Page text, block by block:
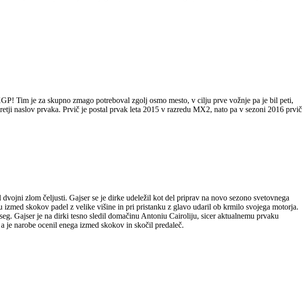
Tim je za skupno zmago potreboval zgolj osmo mesto, v cilju prve vožnje pa je bil peti,
naslov prvaka. Prvič je postal prvak leta 2015 v razredu MX2, nato pa v sezoni 2016 prvič
zlom čeljusti. Gajser se je dirke udeležil kot del priprav na novo sezono svetovnega
skokov padel z velike višine in pri pristanku z glavo udaril ob krmilo svojega motorja.
Gajser je na dirki tesno sledil domačinu Antoniu Cairoliju, sicer aktualnemu prvaku
narobe ocenil enega izmed skokov in skočil predaleč.